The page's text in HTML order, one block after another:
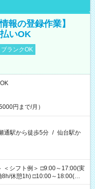
報の登録作業】
いOK
ブランクOK
円まで/月）
通駅から徒歩5分 / 仙台駅か
休憩1h) □10:00～18:00(実
働7h/休憩1h) □10:00～19:00(実働8h/休憩1h) ＊時間固定ＯＫ